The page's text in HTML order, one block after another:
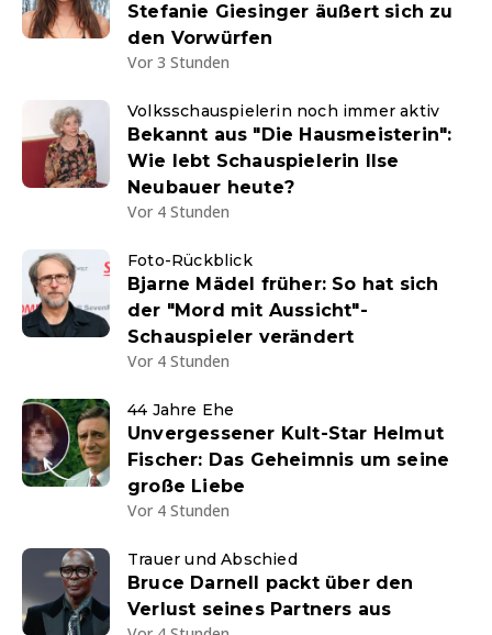
Stefanie Giesinger äußert sich zu
den Vorwürfen
Vor 3 Stunden
Volksschauspielerin noch immer aktiv
Bekannt aus "Die Hausmeisterin":
Wie lebt Schauspielerin Ilse
Neubauer heute?
Vor 4 Stunden
Foto-Rückblick
Bjarne Mädel früher: So hat sich
der "Mord mit Aussicht"-
Schauspieler verändert
Vor 4 Stunden
44 Jahre Ehe
Unvergessener Kult-Star Helmut
Fischer: Das Geheimnis um seine
große Liebe
Vor 4 Stunden
Trauer und Abschied
Bruce Darnell packt über den
Verlust seines Partners aus